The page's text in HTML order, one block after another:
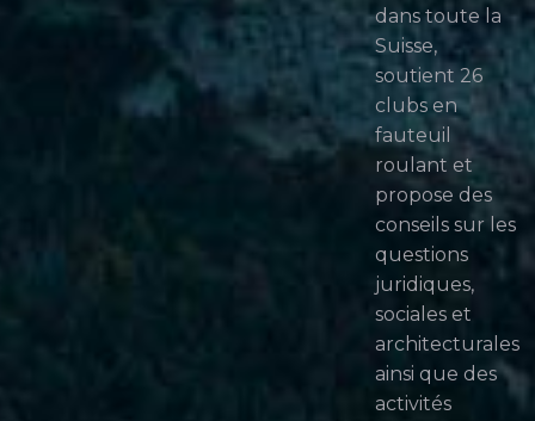
dans toute la
Suisse,
soutient 26
clubs en
fauteuil
roulant et
propose des
conseils sur les
questions
juridiques,
sociales et
architecturales
ainsi que des
activités